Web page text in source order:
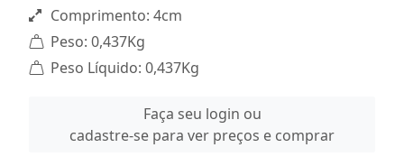
Comprimento: 4cm
Peso: 0,437Kg
Peso Líquido: 0,437Kg
Faça seu login ou
cadastre-se para ver preços e comprar